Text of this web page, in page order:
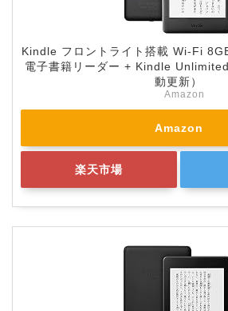
Kindle フロントライト搭載 Wi-Fi
電子書籍リーダー + Kindle
動更新）
Amazon
Amazon
楽天市場